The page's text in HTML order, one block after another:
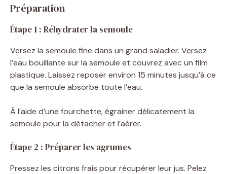
Préparation
Étape 1 : Réhydrater la semoule
Versez la semoule fine dans un grand saladier. Versez
l’eau bouillante sur la semoule et couvrez avec un film
plastique. Laissez reposer environ 15 minutes jusqu’à ce
que la semoule absorbe toute l’eau.
À l’aide d’une fourchette, égrainer délicatement la
semoule pour la détacher et l’aérer.
Étape 2 : Préparer les agrumes
Pressez les citrons frais pour récupérer leur jus. Pelez